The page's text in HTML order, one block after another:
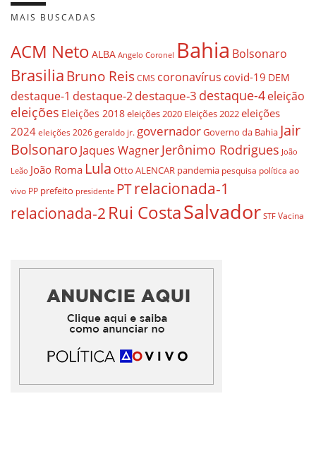
MAIS BUSCADAS
ACM Neto ALBA Angelo Coronel Bahia Bolsonaro
BrasiliaBruno ReisCMS coronavírus covid-19 DEM
destaque-1 destaque-2destaque-3 destaque-4eleição
eleições Eleições 2018eleições 2020 Eleições 2022eleições
2024 eleições 2026 geraldo jr. governadorGoverno da Bahia Jair
Bolsonaro Jaques WagnerJerônimo Rodrigues João
Leão João Roma Lula Otto ALENCAR pandemia pesquisa política ao
vivo PP prefeito presidente PTrelacionada-1
relacionada-2 Rui CostaSalvador STF Vacina